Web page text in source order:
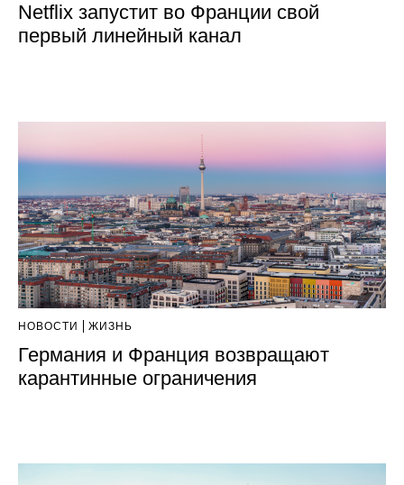
Netflix запустит во Франции свой
первый линейный канал
НОВОСТИ ЖИЗНЬ
Германия и Франция возвращают
карантинные ограничения